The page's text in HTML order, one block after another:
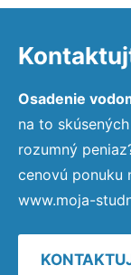
Osadenie
na to
rozumný
cenovú ponuku
www.moja-